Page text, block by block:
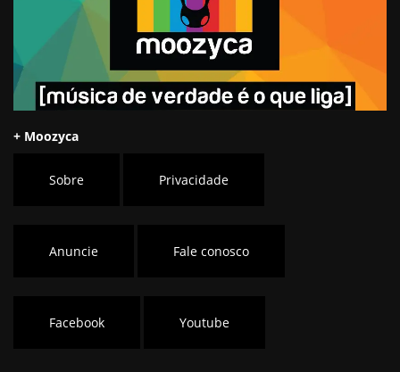
+ Moozyca
Sobre Privacidade
Anuncie Fale conosco
Facebook Youtube